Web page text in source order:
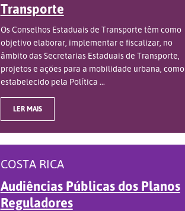
Transporte
Os Conselhos Estaduais de Transporte têm como
objetivo elaborar, implementar e fiscalizar, no
âmbito das Secretarias Estaduais de Transporte,
projetos e ações para a mobilidade urbana, como
estabelecido pela Política ...
LER MAIS
COSTA RICA
Audiências Públicas dos Planos
Reguladores